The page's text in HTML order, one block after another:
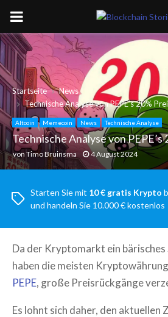
PRIMARY
MENU
Startseite
News
Technische Analyse von PEPE’s 20%
Altcoin Memecoin News Technische Analyse
Technische Analyse von
von Timo Bruinsma 4 August 2024
Starten Sie mit 10 € gratis Krypto
und handeln Sie 10.000 € kostenlos
Da der Kryptomarkt ein
haben die meisten
PEPE, große Preisrückgänge
Es lohnt sich daher, den aktuellen